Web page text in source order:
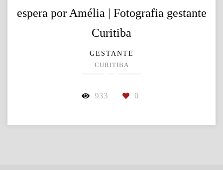
espera por Amélia | Fotografia gestante
Curitiba
GESTANTE
CURITIBA
933 0